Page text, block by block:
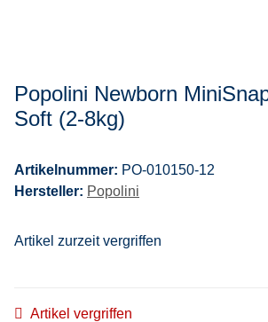
Popolini Newborn
Soft (2-8kg)
Artikelnummer: PO-010150-12
Hersteller: Popolini
Artikel zurzeit vergriffen
Artikel vergriffen